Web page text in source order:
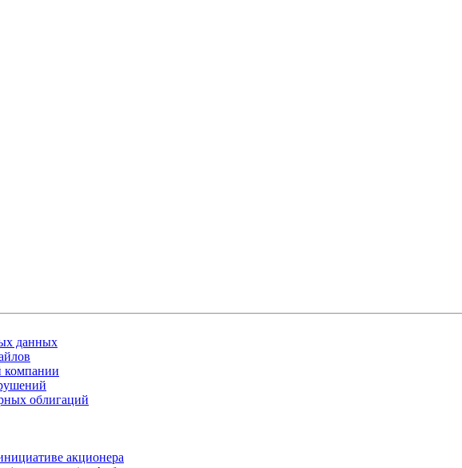
данных
компании
облигаций
акционера